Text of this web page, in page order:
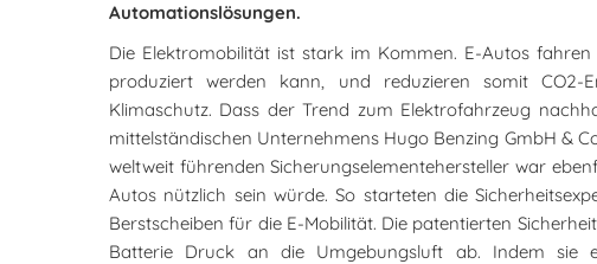
Automationslösungen.
Die Elektromobilität ist stark im Kommen. E-Autos
produziert werden kann, und reduzieren somit
Klimaschutz. Dass der Trend zum Elektrofahrzeug
mittelständischen Unternehmens Hugo Benzing GmbH &
weltweit führenden Sicherungselementehersteller war
Autos nützlich sein würde. So starteten die
Berstscheiben für die E-Mobilität. Die patentierten
Batterie Druck an die Umgebungsluft ab. Indem sie